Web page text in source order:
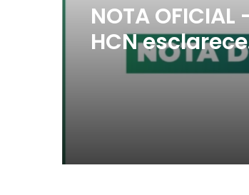
NOTA
HCN esclarece
superlotação